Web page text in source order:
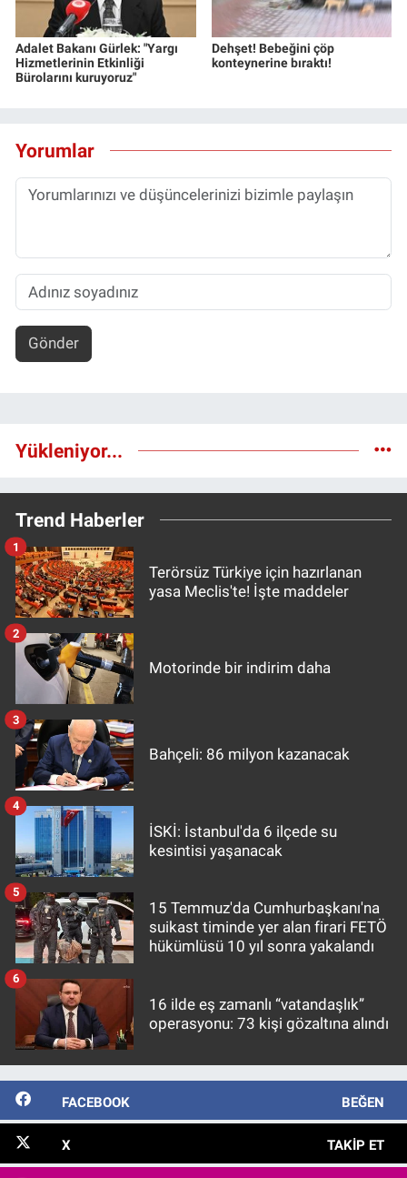
Adalet Bakanı Gürlek: "Yargı
Hizmetlerinin Etkinliği
Bürolarını kuruyoruz"
Dehşet! Bebeğini çöp
konteynerine bıraktı!
Yorumlar
Gönder
Yükleniyor...
Trend Haberler
Terörsüz Türkiye için hazırlanan
yasa Meclis'te! İşte maddeler
1
Motorinde bir indirim daha
2
Bahçeli: 86 milyon kazanacak
3
İSKİ: İstanbul'da 6 ilçede su
kesintisi yaşanacak
4
15 Temmuz'da Cumhurbaşkanı'na
suikast timinde yer alan firari FETÖ
hükümlüsü 10 yıl sonra yakalandı
5
16 ilde eş zamanlı “vatandaşlık”
operasyonu: 73 kişi gözaltına alındı
6
FACEBOOK BEĞEN
X TAKIP ET